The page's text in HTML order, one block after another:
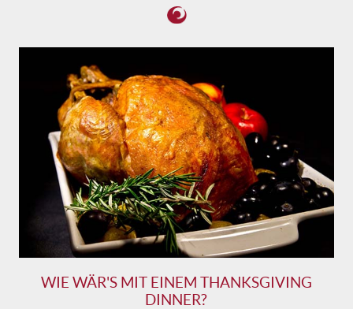
WIE WÄR'S MIT EINEM THANKSGIVING
DINNER?